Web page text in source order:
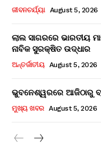
ଜୀବନଚର୍ଯ୍ୟା August 5, 2026
ଲାଲ ସାଗରରେ ଭାରତୀୟ
ନାବିକ ସୁରକ୍ଷିତ ଉଦ୍ଧାର
ଅନ୍ତର୍ଜାତୀୟ August 5, 2026
ଭୁବନେଶ୍ୱରରେ ଆଜିଠାରୁ
ମୁଖ୍ୟ ଖବର August 5, 2026